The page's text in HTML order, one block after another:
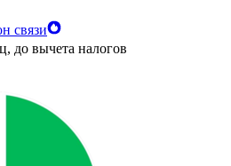
связи
до вычета налогов